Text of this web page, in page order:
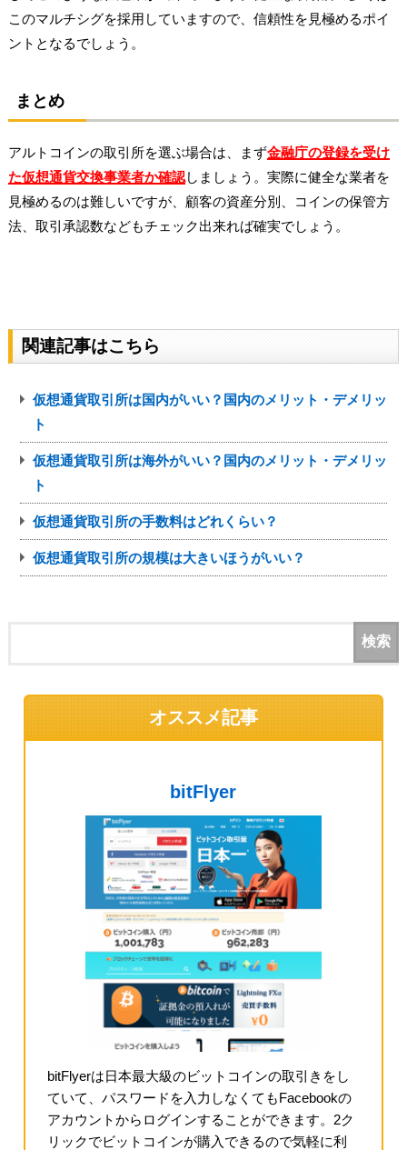
このマルチシグを採用していますので、信頼性を見極めるポイ
ントとなるでしょう。
まとめ
アルトコインの取引所を選ぶ場合は、まず金融庁の登録を受け
た仮想通貨交換事業者か確認しましょう。実際に健全な業者を
見極めるのは難しいですが、顧客の資産分別、コインの保管方
法、取引承認数などもチェック出来れば確実でしょう。
関連記事はこちら
仮想通貨取引所は国内がいい？国内のメリット・デメリッ
ト
仮想通貨取引所は海外がいい？国内のメリット・デメリッ
ト
仮想通貨取引所の手数料はどれくらい？
仮想通貨取引所の規模は大きいほうがいい？
オススメ記事
bitFlyer
bitFlyerは日本最大級のビットコインの取引きをし
ていて、パスワードを入力しなくてもFacebookの
アカウントからログインすることができます。2ク
リックでビットコインが購入できるので気軽に利